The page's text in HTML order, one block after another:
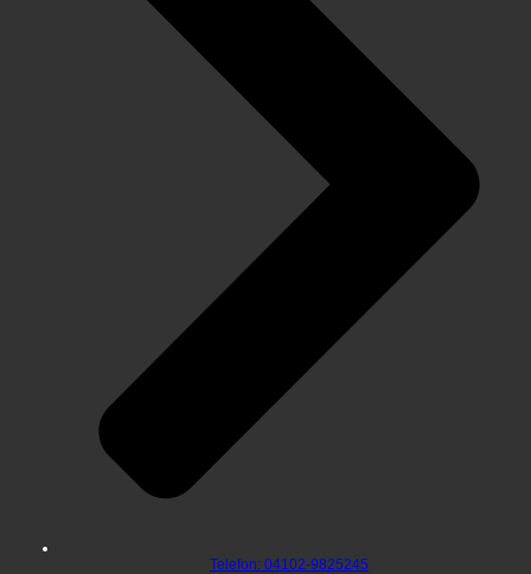
Telefon: 04102-9825245